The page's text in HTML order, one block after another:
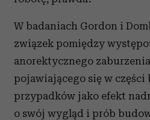
W badaniach Gordon i
związek pomiędzy
anorektycznego
pojawiającego się w części
przypadków jako efekt
o swój wygląd i prób